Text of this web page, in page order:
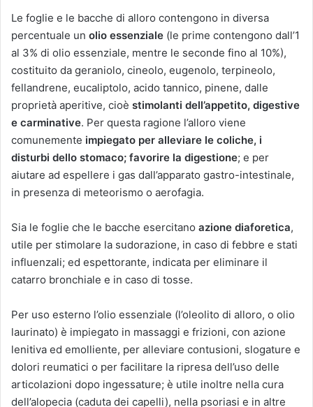
Le foglie e le bacche di alloro contengono in diversa
percentuale un olio essenziale (le prime contengono dall’1
al 3% di olio essenziale, mentre le seconde fino al 10%),
costituito da geraniolo, cineolo, eugenolo, terpineolo,
fellandrene, eucaliptolo, acido tannico, pinene, dalle
proprietà aperitive, cioè stimolanti dell’appetito, digestive
e carminative. Per questa ragione l’alloro viene
comunemente impiegato per alleviare le coliche, i
disturbi dello stomaco; favorire la digestione; e per
aiutare ad espellere i gas dall’apparato gastro-intestinale,
in presenza di meteorismo o aerofagia.
Sia le foglie che le bacche esercitano azione diaforetica,
utile per stimolare la sudorazione, in caso di febbre e stati
influenzali; ed espettorante, indicata per eliminare il
catarro bronchiale e in caso di tosse.
Per uso esterno l’olio essenziale (l’oleolito di alloro, o olio
laurinato) è impiegato in massaggi e frizioni, con azione
lenitiva ed emolliente, per alleviare contusioni, slogature e
dolori reumatici o per facilitare la ripresa dell’uso delle
articolazioni dopo ingessature; è utile inoltre nella cura
dell’alopecia (caduta dei capelli), nella psoriasi e in altre